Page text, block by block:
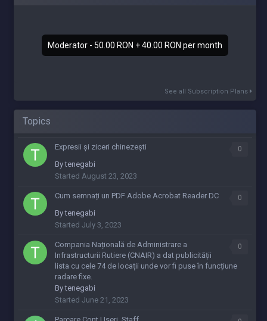
Moderator - 50.00 RON + 40.00 RON per month
See all Subscription Plans
Topics
0
Expresii și ziceri chinezești
Bytenegabi
Started August 23, 2023
0
Cum semnați un PDF Adobe Acrobat Reader DC
Bytenegabi
Started July 3, 2023
0
Compania Națională de Administrare a
Infrastructurii Rutiere (CNAIR) a dat publicității
lista cu cele 74 de locații unde vor fi puse în funcțiune
radare fixe.
Bytenegabi
Started June 21, 2023